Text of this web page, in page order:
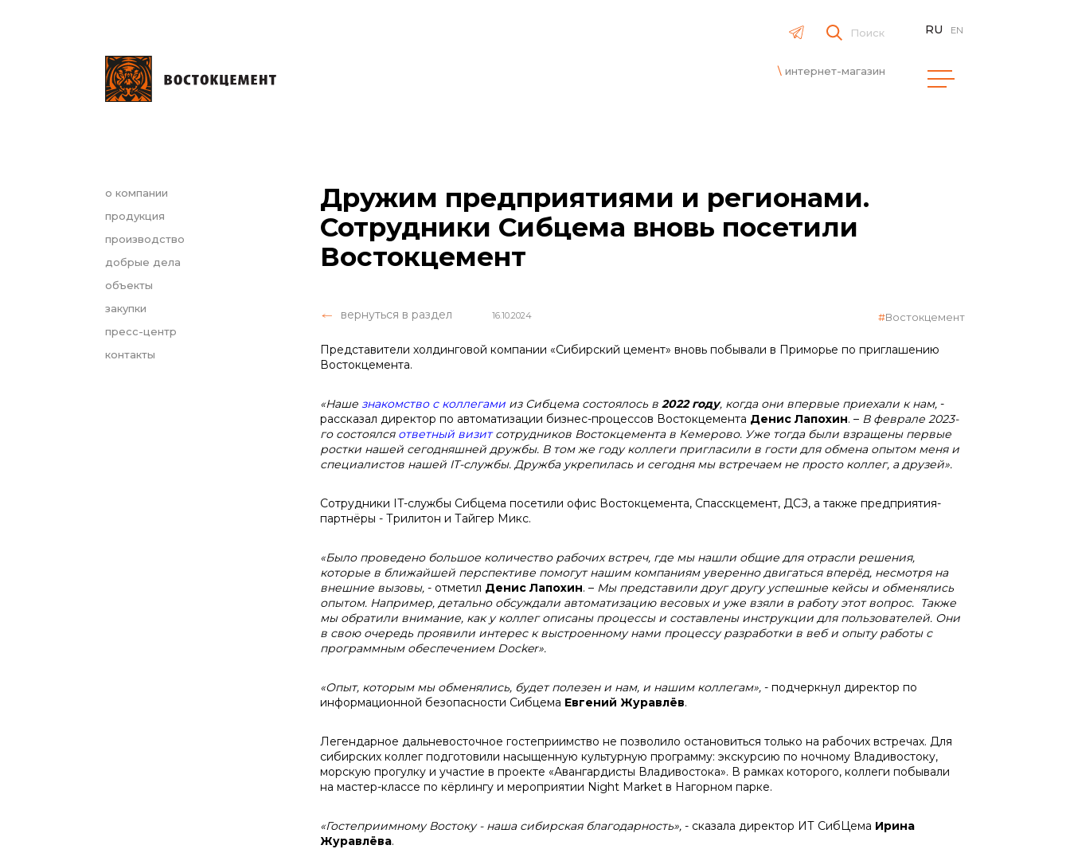
Поиск
интернет-магазин
RU EN
о компании
продукция
производство
добрые дела
объекты
закупки
пресс-центр
контакты
Дружим предприятиями и регионами.
Сотрудники Сибцема вновь посетили
Востокцемент
вернуться в раздел 16.10.2024 Востокцемент
Представители холдинговой компании «Сибирский цемент» вновь побывали в Приморье по приглашению
Востокцемента.
«Наше знакомство с коллегами из Сибцема состоялось в 2022 году, когда они впервые приехали к нам, -
рассказал директор по автоматизации бизнес-процессов Востокцемента Денис Лапохин. – В феврале 2023-
го состоялся ответный визитсотрудников Востокцемента в Кемерово. Уже тогда были взращены первые
ростки нашей сегодняшней дружбы. В том же году коллеги пригласили в гости для обмена опытом меня и
специалистов нашей IT-службы. Дружба укрепилась и сегодня мы встречаем не просто коллег, а друзей».
Сотрудники IT-службы Сибцема посетили офис Востокцемента, Спасскцемент, ДСЗ, а также предприятия-
партнёры - Трилитон и Тайгер Микс.
«Было проведено большое количество рабочих встреч, где мы нашли общие для отрасли решения,
которые в ближайшей перспективе помогут нашим компаниям уверенно двигаться вперёд, несмотря на
внешние вызовы, - отметил Денис Лапохин. – Мы представили друг другу успешные кейсы и обменялись
опытом. Например, детально обсуждали автоматизацию весовых и уже взяли в работу этот вопрос. Также
мы обратили внимание, как у коллег описаны процессы и составлены инструкции для пользователей. Они
в свою очередь проявили интерес к выстроенному нами процессу разработки в веб и опыту работы с
программным обеспечением Docker».
«Опыт, которым мы обменялись, будет полезен и нам, и нашим коллегам», - подчеркнул директор по
информационной безопасности Сибцема Евгений Журавлёв.
Легендарное дальневосточное гостеприимство не позволило остановиться только на рабочих встречах. Для
сибирских коллег подготовили насыщенную культурную программу: экскурсию по ночному Владивостоку,
морскую прогулку и участие в проекте «Авангардисты Владивостока». В рамках которого, коллеги побывали
на мастер-классе по кёрлингу и мероприятии Night Market в Нагорном парке.
«Гостеприимному Востоку - наша сибирская благодарность», - сказала директор ИТ СибЦема Ирина
Журавлёва.